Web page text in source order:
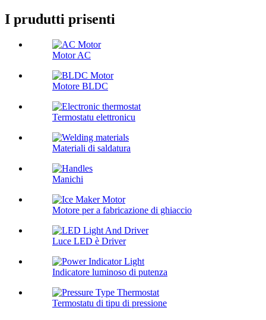
I prudutti prisenti
Motor AC
Motore BLDC
Termostatu elettronicu
Materiali di saldatura
Manichi
Motore per a fabricazione di ghiaccio
Luce LED è Driver
Indicatore luminoso di putenza
Termostatu di tipu di pressione